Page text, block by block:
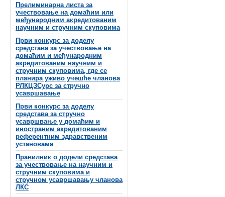
Прелиминарна листа за
учествовање на домаћим или
међународним акредитованим
научним и стручним скуповима
Први конкурс за доделу
средстава за учествовање на
домаћим и међународним
акредитованим научним и
стручним скуповима, где се
планира уживо учешће чланова
РЛКЦЗСурс за стручно
усавршавање
Први конкурс за доделу
средстава за стручно
усавршвање у домаћим и
иностраним акредитованим
референтним здравственим
установама
Правилник о додели средстава
за учествовање на научним и
стручним скуповима и
стручном усавршавању чланова
ЛКС